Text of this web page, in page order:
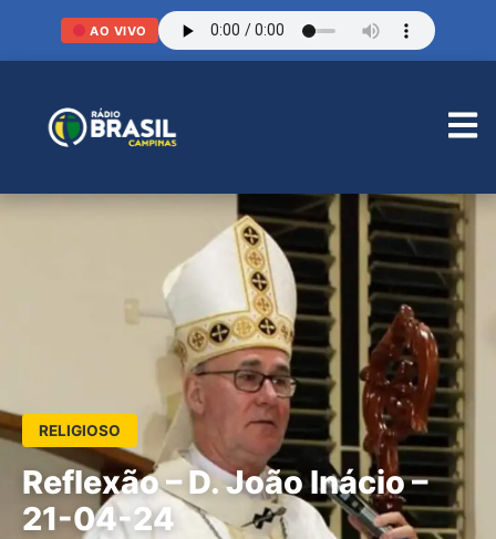
AO VIVO
RELIGIOSO
Reflexão – D. João Inácio –
21-04-24